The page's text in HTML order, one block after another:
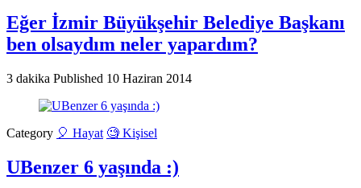
Eğer İzmir Büyükşehir Belediye Başkanı
ben olsaydım neler yapardım?
3 dakika Published 10 Haziran 2014
Category 🎈 Hayat 🧐 Kişisel
UBenzer 6 yaşında :)